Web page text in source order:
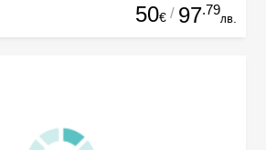
50€ / 97.79
лв.